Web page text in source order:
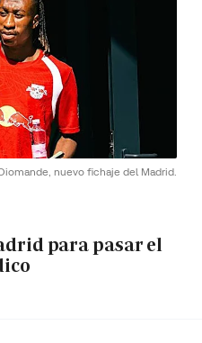
nuevo fichaje del Madrid.
para pasar el